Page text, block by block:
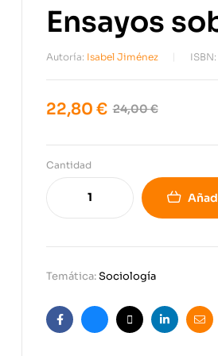
Ensayos
Autoría: Isabel Jiménez ISBN:
24,00€
22,80 €
Cantidad
Temática:Sociología
FacebookBluesky
X Linkedin